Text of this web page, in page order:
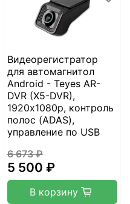
Видеорегистратор
для автомагнитол
Android - Teyes AR-
DVR (X5-DVR),
1920х1080p, контроль
полос (ADAS),
управление по USB
6 673 ₽
5 500 ₽
В корзину